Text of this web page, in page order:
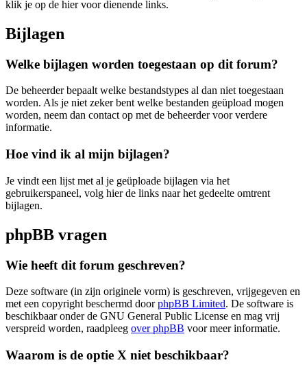
klik je op de hier voor dienende links.
Bijlagen
Welke bijlagen worden toegestaan op dit forum?
De beheerder bepaalt welke bestandstypes al dan niet toegestaan
worden. Als je niet zeker bent welke bestanden geüpload mogen
worden, neem dan contact op met de beheerder voor verdere
informatie.
Hoe vind ik al mijn bijlagen?
Je vindt een lijst met al je geüploade bijlagen via het
gebruikerspaneel, volg hier de links naar het gedeelte omtrent
bijlagen.
phpBB vragen
Wie heeft dit forum geschreven?
Deze software (in zijn originele vorm) is geschreven, vrijgegeven en
met een copyright beschermd doorphpBB Limited. De software is
beschikbaar onder de GNU General Public License en mag vrij
verspreid worden, raadpleeg over phpBB voor meer informatie.
Waarom is de optie X niet beschikbaar?